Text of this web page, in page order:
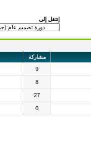
إنتقل إلى
مشاركة
9
8
27
0